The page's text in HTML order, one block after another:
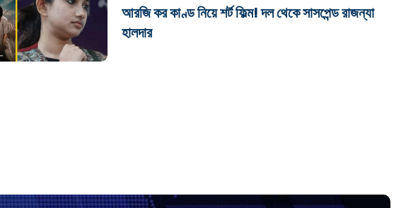
আরজি কর কাণ্ড নিয়ে শর্ট ফিল্ম! দল থেকে সাসপেন্ড রাজন্যা
হালদার